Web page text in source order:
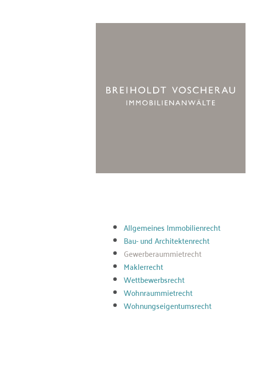
Allgemeines Immobilienrecht
Bau- und Architektenrecht
Gewerberaummietrecht
Maklerrecht
Wettbewerbsrecht
Wohnraummietrecht
Wohnungseigentumsrecht